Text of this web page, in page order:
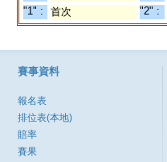
"1" :
首次 "2" :
賽事資料
報名表
排位表(本地)
賠率
賽果